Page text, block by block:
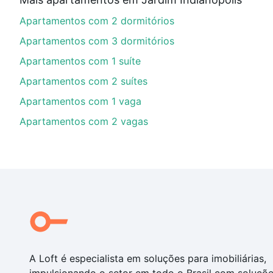
Aqui na Loft temos a oferta ideal para você, com
nossas opções de financiamento imobiliário as
compra, veja em nosso portal quanto custa comprar
Apartamentos com 2 dormitórios
Apartamentos com 3 dormitórios
Apartamentos com 1 suíte
Apartamentos com 2 suítes
Apartamentos com 1 vaga
Apartamentos com 2 vagas
A Loft é especialista em soluções para imobiliárias,